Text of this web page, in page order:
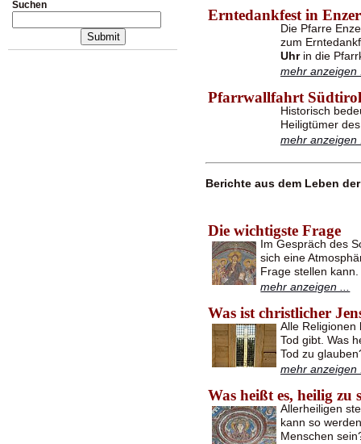
Suchen
Erntedankfest in
Die Pfarre
zum
Uhrin die
mehr anzeigen
Pfarrwallfahrt Südtirol
Historisch
Heiligtümer
mehr anzeigen
Berichte aus dem Leben
Die wichtigste Frage
Im Gespräch des
sich eine
Frage stellen kann.
mehr anzeigen ...
Was ist christlicher
Alle Religionen
Tod gibt. Was
Tod zu
mehr anzeigen
Was heißt es, heilig zu
Allerheiligen
kann so
Menschen